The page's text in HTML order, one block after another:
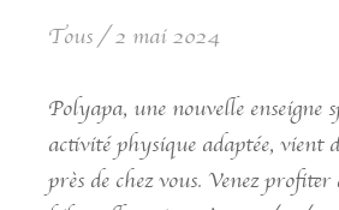
Tous 2 mai 2024
Polyapa, une nouvelle enseigne
activité physique adaptée, vient
près de chez vous. Venez profiter